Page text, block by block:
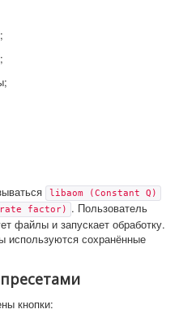
;
;
libaom (Constant Q)
rate factor)
. Пользователь
файлы и запускает обработку.
используются сохранённые
кнопки: